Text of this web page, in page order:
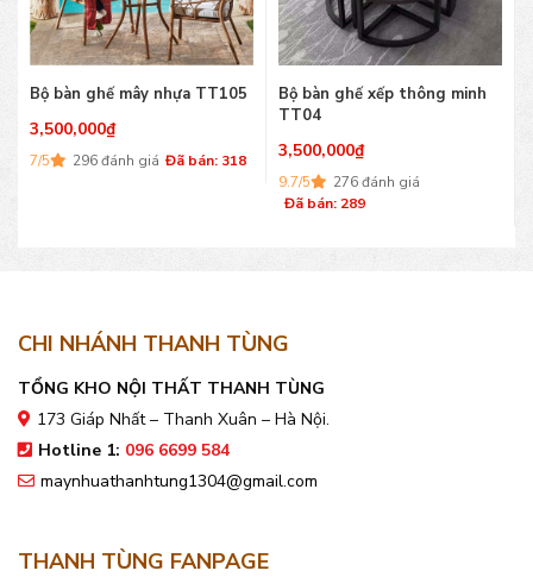
Bộ bàn ghế mây nhựa TT105
3,500,000₫
7/5 296 đánh giá Đã bán: 318
Bộ bàn ghế xếp thông minh
TT04
3,500,000₫
9.7/5
276 đánh giá
Đã bán: 289
CHI NHÁNH THANH TÙNG
TỔNG KHO NỘI THẤT THANH TÙNG
173 Giáp Nhất – Thanh Xuân – Hà Nội.
Hotline 1: 096 6699 584
maynhuathanhtung1304@gmail.com
THANH TÙNG FANPAGE